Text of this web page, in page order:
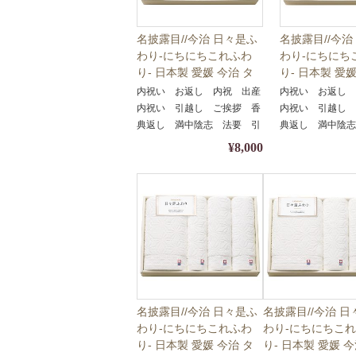
名披露目//今治 日々是ふ
わり-にちにちこれふわ
り- 日本製 愛媛 今治 タ
オルセット tkd-64501//
引き出物・引出物・ギフ
ト・内祝い・お中元・お
内祝い お返し 内祝 出産
内祝い 引越し ご挨拶 香
典返し 満中陰志 法要 引
き出物 引出物 快気祝い
¥8,000
名披露目//今治
わり-にちにち
り- 日本製 愛
オルセット
引き出物・引
ト・内祝い・
内祝い お返し
内祝い 引越し
典返し 満中陰
名披露目//今治 日々是ふ
わり-にちにちこれふわ
り- 日本製 愛媛 今治 タ
名披露目//今治 日
わり-にちにちこ
り- 日本製 愛媛